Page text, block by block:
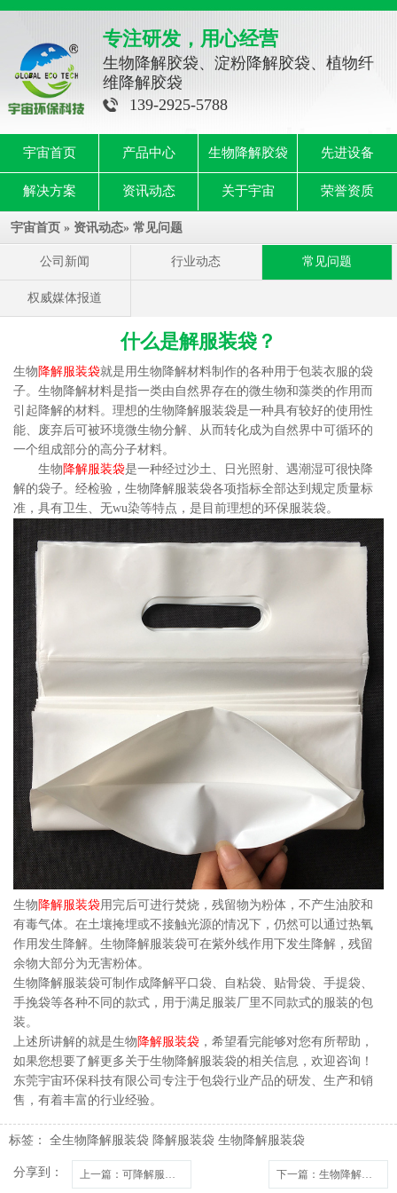
专注研发，用心经营
生物降解胶袋、淀粉降解胶袋、植物纤
维降解胶袋
139-2925-5788
宇宙首页 产品中心 生物降解胶袋 先进设备
解决方案 资讯动态 关于宇宙 荣誉资质
宇宙首页 » 资讯动态» 常见问题
公司新闻 行业动态 常见问题
权威媒体报道
什么是解服装袋？
生物 降解服装袋就是用生物降解材料制作的各种用于包装衣服的袋
子。生物降解材料是指一类由自然界存在的微生物和藻类的作用而
引起降解的材料。理想的生物降解服装袋是一种具有较好的使用性
能、废弃后可被环境微生物分解、从而转化成为自然界中可循环的
一个组成部分的高分子材料。
生物 降解服装袋是一种经过沙土、日光照射、遇潮湿可很快降
解的袋子。经检验，生物降解服装袋各项指标全部达到规定质量标
准，具有卫生、无wu染等特点，是目前理想的环保服装袋。
生物 降解服装袋用完后可进行焚烧，残留物为粉体，不产生油胶和
有毒气体。在土壤掩埋或不接触光源的情况下，仍然可以通过热氧
作用发生降解。生物降解服装袋可在紫外线作用下发生降解，残留
余物大部分为无害粉体。
生物降解服装袋可制作成降解平口袋、自粘袋、贴骨袋、手提袋、
手挽袋等各种不同的款式，用于满足服装厂里不同款式的服装的包
装。
上述所讲解的就是生物 降解服装袋 ，希望看完能够对您有所帮助，
如果您想要了解更多关于生物降解服装袋的相关信息，欢迎咨询！
东莞宇宙环保科技有限公司专注于包袋行业产品的研发、生产和销
售，有着丰富的行业经验。
标签： 全生物降解服装袋 降解服装袋 生物降解服装袋
分享到： 上一篇 ：可降解服装袋在使用过程中会降解掉吗？ 下一篇 ：生物降解服装袋有哪些特点？